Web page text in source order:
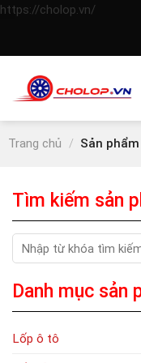
https://cholop.vn/Skip
Trang chủ / Sản
Tìm kiếm sản
kiếm:
Danh mục sản
Lốp ô tô